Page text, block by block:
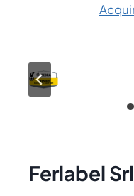
Ferlabel Srl